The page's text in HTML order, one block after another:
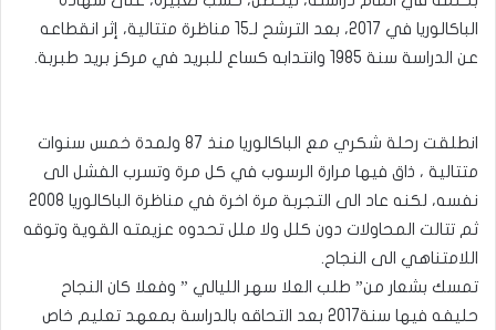
الباكالوريا في 2017، بعد الترشح لـ15 مناظرة متتالية، إثر انقطاعه
عن الدراسة سنة 1985 وانتدابه كساع للبريد في مركز بريد طبربة.
انطلقت رحلة شكري مع الباكالوريا منذ 87 ولمدة خمس سنوات
متتالية ، ذاق فيها مرارة الرسوب في كل مرة وتسرب الفشل الى
نفسه، لكنه عاد الى التجربة مرة اخرة في مناظرة الباكالوريا 2008
ثم تتالت المحاولات دون كلل ولا ملل تحدوه عزيمته القوية وتوقه
اللامتناهي الى النجاح.
تمسك بشعار من” طلب العلا سهر الليالي ” وفعلا كان النجاح
حليفه فيها سنة2017 بعد التحاقه بالدراسة بمعهد تعليم خاص